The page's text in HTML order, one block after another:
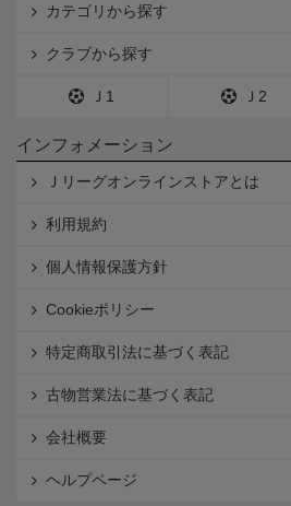
カテゴリから探す
クラブから探す
Ｊ1 Ｊ2
インフォメーション
Ｊリーグオンラインストアとは
利用規約
個人情報保護方針
Cookieポリシー
特定商取引法に基づく表記
古物営業法に基づく表記
会社概要
ヘルプページ